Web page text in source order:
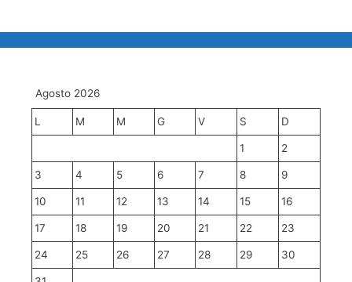
Agosto 2026
L M M G V S D
1 2
3 4 5 6 7 8 9
10 11 12 13 14 15 16
17 18 19 20 21 22 23
24 25 26 27 28 29 30